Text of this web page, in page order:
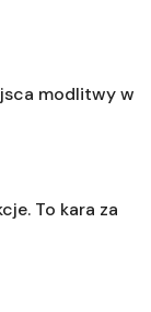
modlitwy w
To kara za